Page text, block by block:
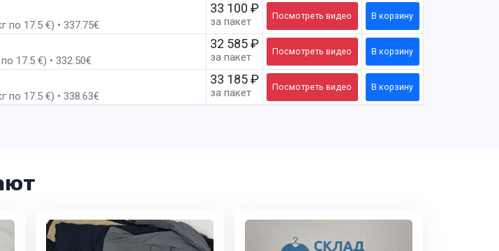
17.5 €) • 337.75€
33 100 ₽
за пакет Посмотреть видео В корзину
17.5 €) • 332.50€
32 585 ₽
за пакет Посмотреть видео В корзину
17.5 €) • 338.63€
33 185 ₽
за пакет Посмотреть видео В корзину